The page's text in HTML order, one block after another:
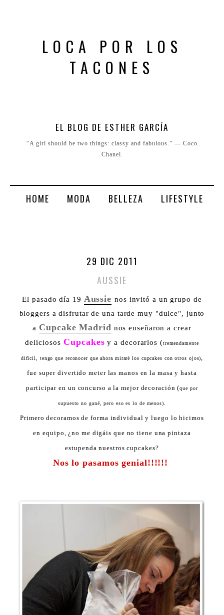
LOCA POR LOS
TACONES
EL BLOG DE ESTHER GARCÍA
“A girl should be two things: classy and fabulous.” ― Coco
Chanel.
HOME MODA BELLEZA LIFESTYLE
29 DIC 2011
AUSSIE
El pasado día 19 Aussie nos invitó a un grupo de
bloggers a disfrutar de una tarde muy "dulce", junto
a Cupcake Madrid nos enseñaron a crear
deliciosos Cupcakes y a decorarlos (tremendamente
difícil, tengo que reconocer que ahora miraré los cupcakes con otros ojos),
fue super divertido meter las manos en la masa y hasta
participar en un concurso a la mejor decoración (que por
supuesto no gané, pero eso es lo de menos).
Primero decoramos de forma individual y luego lo hicimos
en equipo, ¿no me digáis que no tiene una pintaza
estupenda nuestros cupcakes?
Nos lo pasamos genial!!!!!!